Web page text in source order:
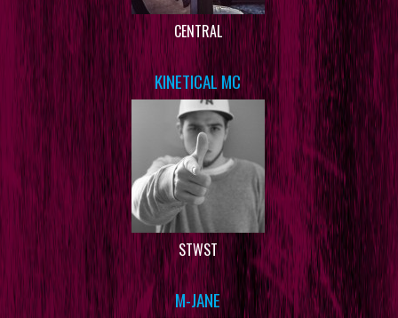
CENTRAL
KINETICAL MC
STWST
M-JANE